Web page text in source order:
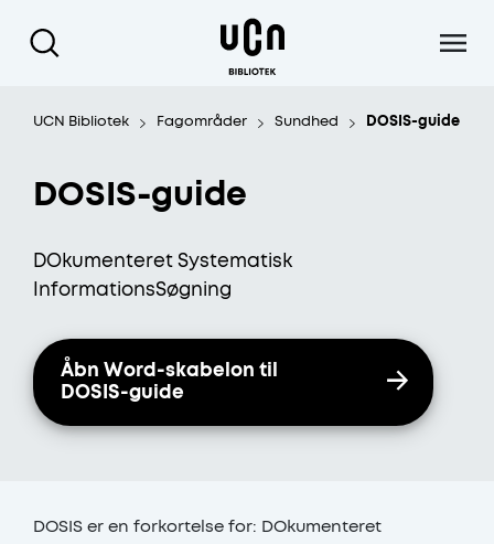
UCN Bibliotek Fagområder Sundhed DOSIS-guide
DOSIS-guide
DOkumenteret Systematisk
InformationsSøgning
Åbn Word-skabelon til
DOSIS-guide
DOSIS er en forkortelse for: DOkumenteret